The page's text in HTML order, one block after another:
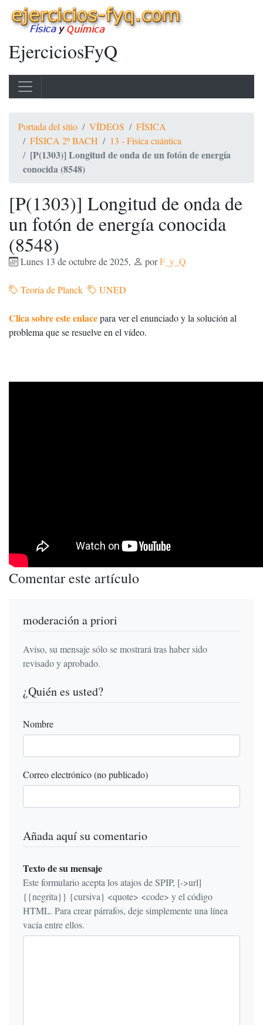
EjerciciosFyQ
Portada del sitio VÍDEOS
FÍSICA
FÍSICA 2º BACH
13 - Física cuántica
[P(1303)] Longitud de onda de un fotón de energía
conocida (8548)
[P(1303)] Longitud de onda de
un fotón de energía conocida
(8548)
Lunes 13 de octubre de 2025, porF_y_Q
Teoría de Planck UNED
Clica sobre este enlacepara ver el enunciado y la solución al
problema que se resuelve en el vídeo.
Comentar este artículo
moderación a priori
Aviso, su mensaje sólo se mostrará tras haber sido
revisado y aprobado.
¿Quién es usted?
Nombre
Correo electrónico (no publicado)
Añada aquí su comentario
Texto de su mensaje
Este formulario acepta los atajos de SPIP, [->url]
{{negrita}} {cursiva} <quote> <code> y el código
HTML. Para crear párrafos, deje simplemente una línea
vacía entre ellos.